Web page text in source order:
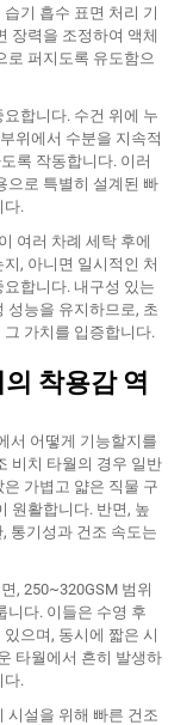
기 흡수 표면 처리 기
장력을 조정하여 액체
로 퍼지도록 유도함으
합니다. 수건 위에 누
위에서 수분을 지속적
록 작동합니다. 이러
으로 특별히 설계된 빠
다.
여러 차례 세탁 후에
, 아니면 일시적인 처
합니다. 내구성 있는
성능을 유지하므로, 초
가치를 입증합니다.
착용감 역
서 어떻게 기능할지를
비치 타월의 경우 일반
가볍고 얇은 직물 구
원활합니다. 반면, 높
통기성과 건조 속도는
, 250~320GSM 범위
니다. 이들은 수영 후
으며, 동시에 짧은 시
타월에서 흔히 발생하
다.
시설을 위해 빠른 건조